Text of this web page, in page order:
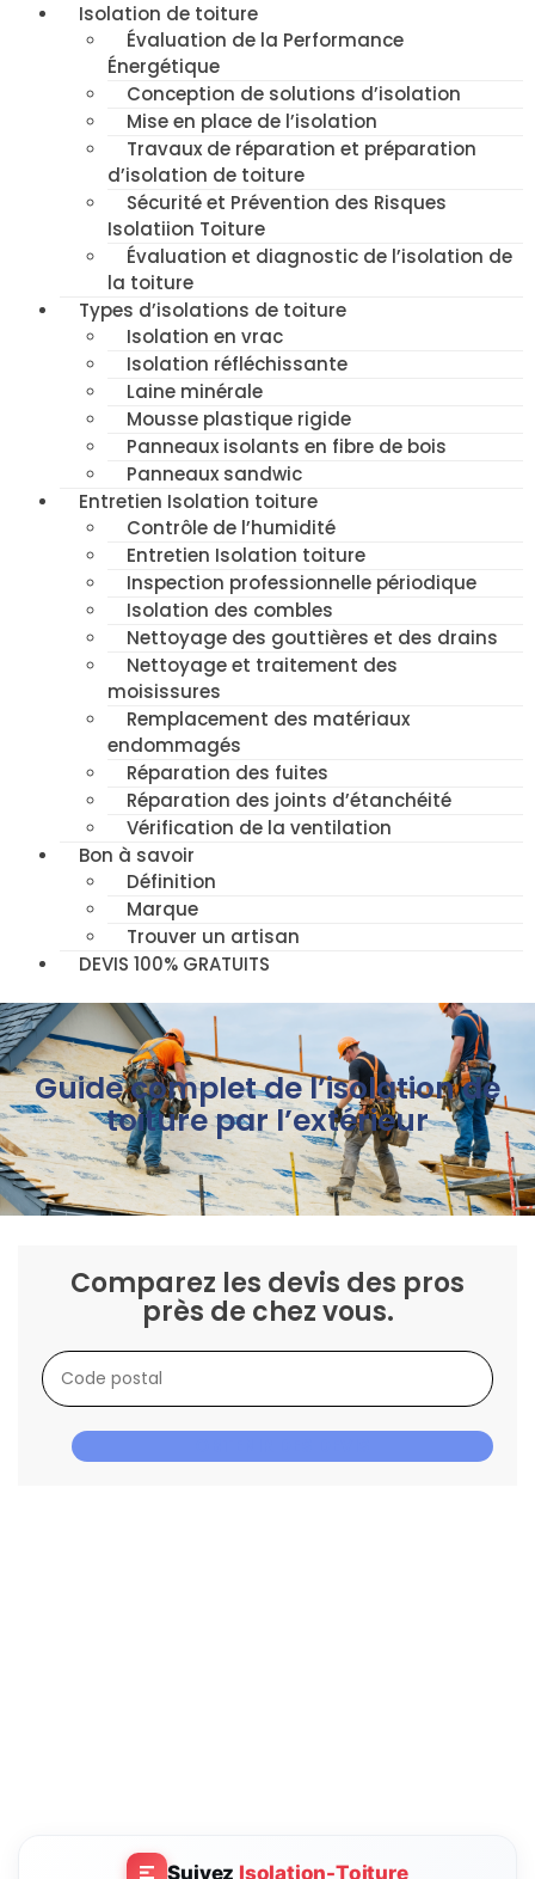
Isolation de toiture
Évaluation de la Performance
Énergétique
Conception de solutions d’isolation
Mise en place de l’isolation
Travaux de réparation et préparation
d’isolation de toiture
Sécurité et Prévention des Risques
Isolatiion Toiture
Évaluation et diagnostic de l’isolation de
la toiture
Types d’isolations de toiture
Isolation en vrac
Isolation réfléchissante
Laine minérale
Mousse plastique rigide
Panneaux isolants en fibre de bois
Panneaux sandwic
Entretien Isolation toiture
Contrôle de l’humidité
Entretien Isolation toiture
Inspection professionnelle périodique
Isolation des combles
Nettoyage des gouttières et des drains
Nettoyage et traitement des
moisissures
Remplacement des matériaux
endommagés
Réparation des fuites
Réparation des joints d’étanchéité
Vérification de la ventilation
Bon à savoir
Définition
Marque
Trouver un artisan
DEVIS 100% GRATUITS
Guide complet de l’isolation de
toiture par l’extérieur
Comparez les devis des pros
près de chez vous.
Suivez Isolation-Toiture